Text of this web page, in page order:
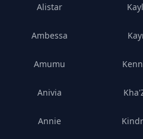
Alistar
Ambessa
Amumu
Anivia
Annie